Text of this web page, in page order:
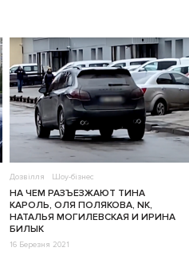
Дозвілля Шоу-бізнес
НА ЧЕМ РАЗЪЕЗЖАЮТ ТИНА
КАРОЛЬ, ОЛЯ ПОЛЯКОВА, NK,
НАТАЛЬЯ МОГИЛЕВСКАЯ И ИРИНА
БИЛЫК
16 Березня 2021